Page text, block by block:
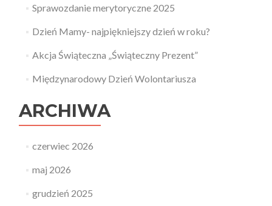
Sprawozdanie merytoryczne 2025
Dzień Mamy- najpiękniejszy dzień w roku?
Akcja Świąteczna „Świąteczny Prezent”
Międzynarodowy Dzień Wolontariusza
ARCHIWA
czerwiec 2026
maj 2026
grudzień 2025